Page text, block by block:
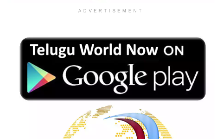
ADVERTISEMENT